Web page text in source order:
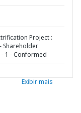
Project :
Shareholder
1 - Conformed
Exibir mais